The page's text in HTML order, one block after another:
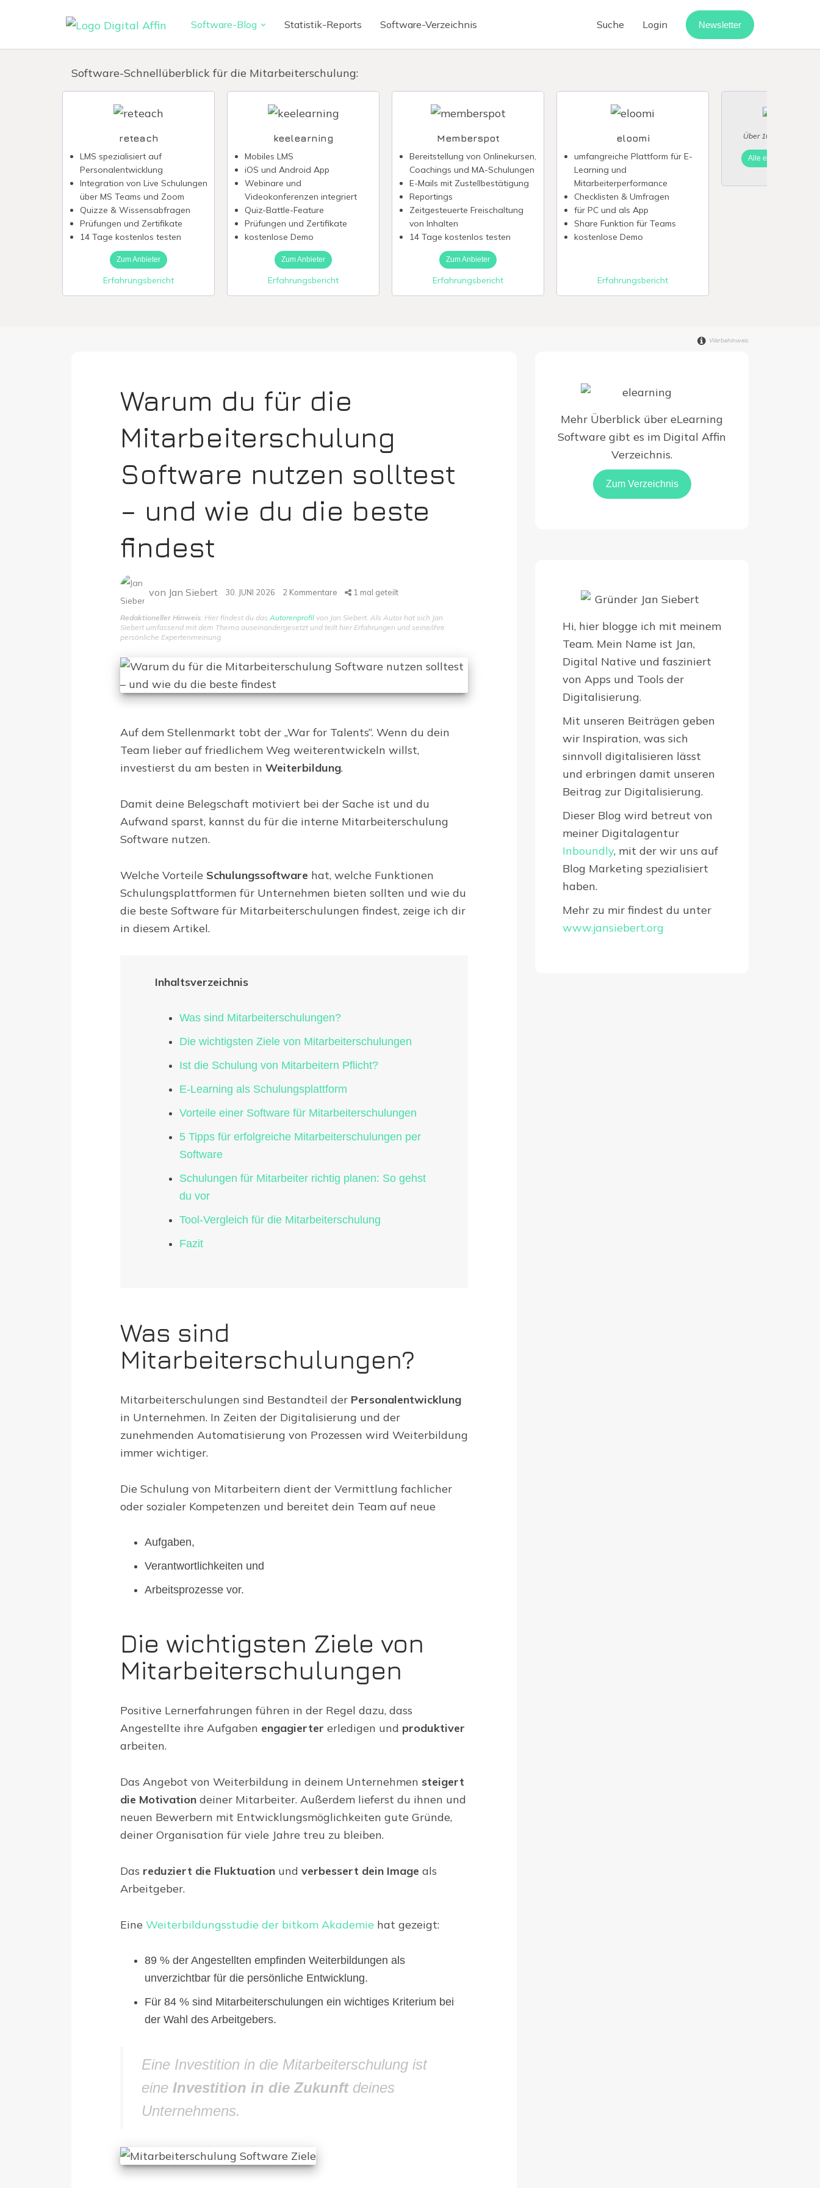
Software-Blog Statistik-Reports Software-Verzeichnis Suche Login Newsletter
PRAXISORIENTIERTER
SOFTWARE-BLOG
Digitale Signatur
Virtuelle Kreditkarte
Reisekostenabrechnung digitalisieren
Digitale Firmenkreditkarte
Chatbot erstellen
WhatsApp Newsletter
Fintech-Banken
Präsentieren ohne Powerpoint
Vermietung digitalisieren
Webinar-Software
Digitaler Rechnungseingang
Software-Schnellüberblick für die Mitarbeiterschulung:
reteach
LMS spezialisiert auf
Personalentwicklung
Integration von Live Schulungen
über MS Teams und Zoom
Quizze & Wissensabfragen
Prüfungen und Zertifikate
14 Tage kostenlos testen
Zum Anbieter
Erfahrungsbericht
keelearning
Mobiles LMS
iOS und Android App
Webinare und
Videokonferenzen integriert
Quiz-Battle-Feature
Prüfungen und Zertifikate
kostenlose Demo
Zum Anbieter
Erfahrungsbericht
Memberspot
Bereitstellung von Onlinekursen,
Coachings und MA-Schulungen
E-Mails mit Zustellbestätigung
Reportings
Zeitgesteuerte Freischaltung
von Inhalten
14 Tage kostenlos testen
Zum Anbieter
Erfahrungsbericht
eloomi
umfangreiche Plattform für E-
Learning und
Mitarbeiterperformance
Checklisten & Umfragen
für PC und als App
Share Funktion für Teams
kostenlose Demo
Erfahrungsbericht
Über 10 Anbieter im
Alle eLearning
Werbehinweis
Warum du für die
Mitarbeiterschulung
Software nutzen solltest
– und wie du die beste
findest
von Jan Siebert 30. JUNI 2026 2 Kommentare 1 mal geteilt
Redaktioneller Hinweis: Hier findest du das Autorenprofil von Jan Siebert. Als Autor hat sich Jan
Siebert umfassend mit dem Thema auseinandergesetzt und teilt hier Erfahrungen und seine/ihre
persönliche Expertenmeinung.
Auf dem Stellenmarkt tobt der „War for Talents“. Wenn du dein
Team lieber auf friedlichem Weg weiterentwickeln willst,
investierst du am besten in Weiterbildung.
Damit deine Belegschaft motiviert bei der Sache ist und du
Aufwand sparst, kannst du für die interne Mitarbeiterschulung
Software nutzen.
Welche Vorteile Schulungssoftware hat, welche Funktionen
Schulungsplattformen für Unternehmen bieten sollten und wie du
die beste Software für Mitarbeiterschulungen findest, zeige ich dir
in diesem Artikel.
Inhaltsverzeichnis
Was sind Mitarbeiterschulungen?
Die wichtigsten Ziele von Mitarbeiterschulungen
Ist die Schulung von Mitarbeitern Pflicht?
E-Learning als Schulungsplattform
Vorteile einer Software für Mitarbeiterschulungen
5 Tipps für erfolgreiche Mitarbeiterschulungen per
Software
Schulungen für Mitarbeiter richtig planen: So gehst
du vor
Tool-Vergleich für die Mitarbeiterschulung
Fazit
Was sind
Mitarbeiterschulungen?
Mitarbeiterschulungen sind Bestandteil der Personalentwicklung
in Unternehmen. In Zeiten der Digitalisierung und der
zunehmenden Automatisierung von Prozessen wird Weiterbildung
immer wichtiger.
Die Schulung von Mitarbeitern dient der Vermittlung fachlicher
oder sozialer Kompetenzen und bereitet dein Team auf neue
Aufgaben,
Verantwortlichkeiten und
Arbeitsprozesse vor.
Die wichtigsten Ziele von
Mitarbeiterschulungen
Positive Lernerfahrungen führen in der Regel dazu, dass
Angestellte ihre Aufgaben engagierter erledigen und produktiver
arbeiten.
Das Angebot von Weiterbildung in deinem Unternehmen steigert
die Motivation deiner Mitarbeiter. Außerdem lieferst du ihnen und
neuen Bewerbern mit Entwicklungsmöglichkeiten gute Gründe,
deiner Organisation für viele Jahre treu zu bleiben.
Das reduziert die Fluktuation und verbessert dein Image als
Arbeitgeber.
Eine Weiterbildungsstudie der bitkom Akademie hat gezeigt:
89 % der Angestellten empfinden Weiterbildungen als
unverzichtbar für die persönliche Entwicklung.
Für 84 % sind Mitarbeiterschulungen ein wichtiges Kriterium bei
der Wahl des Arbeitgebers.
Eine Investition in die Mitarbeiterschulung ist
eine Investition in die Zukunftdeines
Unternehmens.
Mehr Überblick über eLearning
Software gibt es im Digital Affin
Verzeichnis.
Zum Verzeichnis
Hi, hier blogge ich mit meinem
Team. Mein Name ist Jan,
Digital Native und fasziniert
von Apps und Tools der
Digitalisierung.
Mit unseren Beiträgen geben
wir Inspiration, was sich
sinnvoll digitalisieren lässt
und erbringen damit unseren
Beitrag zur Digitalisierung.
Dieser Blog wird betreut von
meiner Digitalagentur
Inboundly, mit der wir uns auf
Blog Marketing spezialisiert
haben.
Mehr zu mir findest du unter
www.jansiebert.org